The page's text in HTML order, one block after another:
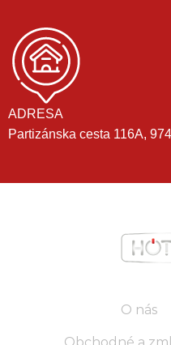
ADRESA
Partizánska cesta 116A,
O nás